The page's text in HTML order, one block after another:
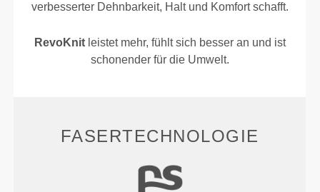
verbesserter Dehnbarkeit, Halt und Komfort schafft.
RevoKnitleistet mehr, fühlt sich besser an und ist
schonender für die Umwelt.
FASERTECHNOLOGIE